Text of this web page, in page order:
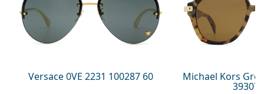
Versace 0VE 2231 100287 60 Michael Kors